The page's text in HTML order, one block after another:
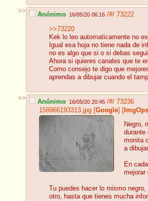
>> Anónimo 16/05/20 06:16 /#/ 73222
>>73220
Kek lo leo automaticamente no
Igual esa hoja no tiene nada de
no es algo que si o si debas
Ahora si quieres canales que te
Como consejo te digo que
aprendas a dibujar cuando el
>> Anónimo 16/05/20 20:45 /#/ 73236
158966193313.jpg [Google] [ ImgOps
Negro,
durante
monita
a
En
mejorar
Tu puedes hacer lo mismo
otro, hasta que tienes mucha